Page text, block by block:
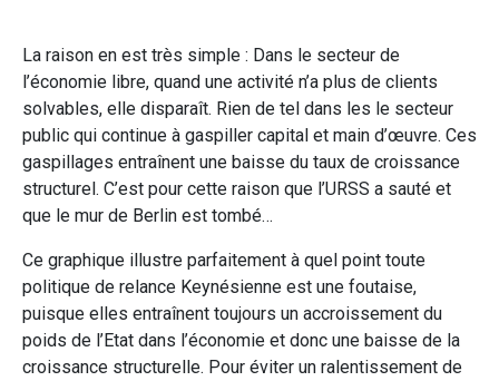
La raison en est très simple : Dans le secteur de
l’économie libre, quand une activité n’a plus de clients
solvables, elle disparaît. Rien de tel dans les le secteur
public qui continue à gaspiller capital et main d’œuvre. Ces
gaspillages entraînent une baisse du taux de croissance
structurel. C’est pour cette raison que l’URSS a sauté et
que le mur de Berlin est tombé…
Ce graphique illustre parfaitement à quel point toute
politique de relance Keynésienne est une foutaise,
puisque elles entraînent toujours un accroissement du
poids de l’Etat dans l’économie et donc une baisse de la
croissance structurelle. Pour éviter un ralentissement de